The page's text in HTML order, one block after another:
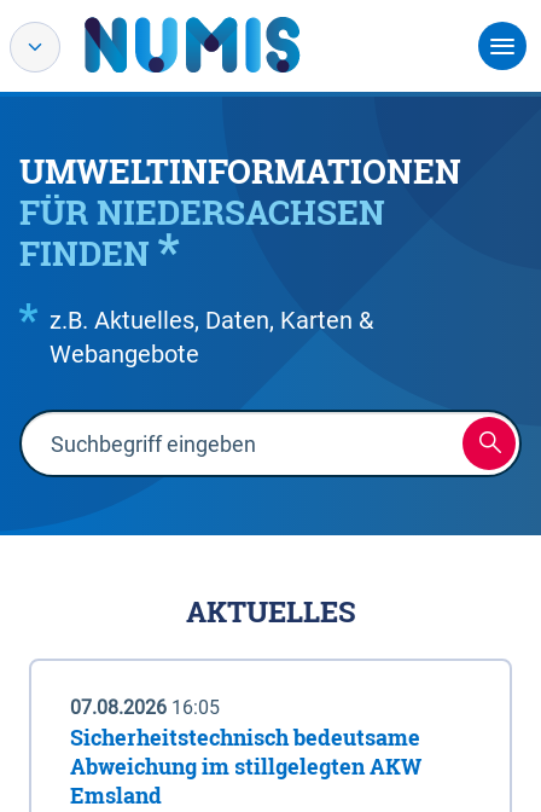
UMWELTINFORMATIONEN
FÜR NIEDERSACHSEN
FINDEN
z.B. Aktuelles, Daten, Karten &
Webangebote
AKTUELLES
07.08.2026 16:05
Sicherheitstechnisch bedeutsame
Abweichung im stillgelegten AKW
Emsland